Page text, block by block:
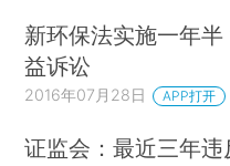
新环保法实施一年
益诉讼
2016年07月28日 APP打开
证监会：最近三年